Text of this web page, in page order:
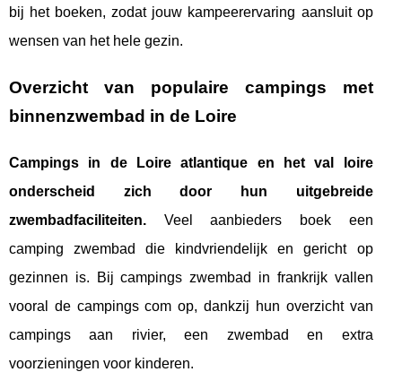
bij het boeken, zodat jouw kampeerervaring aansluit op
wensen van het hele gezin.
Overzicht van populaire campings met
binnenzwembad in de Loire
Campings in de Loire atlantique en het val loire
onderscheid zich door hun uitgebreide
zwembadfaciliteiten. Veel aanbieders boek een
camping zwembad die kindvriendelijk en gericht op
gezinnen is. Bij campings zwembad in frankrijk vallen
vooral de campings com op, dankzij hun overzicht van
campings aan rivier, een zwembad en extra
voorzieningen voor kinderen.